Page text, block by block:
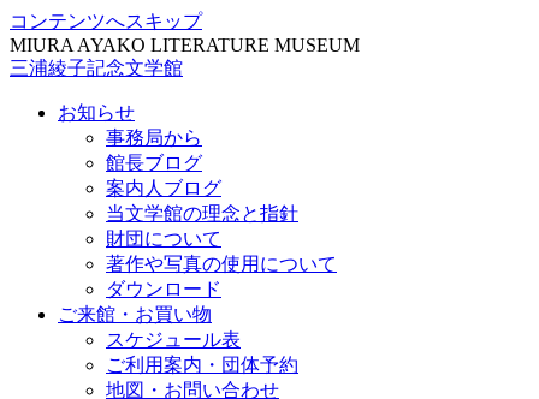
コンテンツへスキップ
MIURA AYAKO LITERATURE MUSEUM
三浦綾子記念文学館
お知らせ
事務局から
館長ブログ
案内人ブログ
当文学館の理念と指針
財団について
著作や写真の使用について
ダウンロード
ご来館・お買い物
スケジュール表
ご利用案内・団体予約
地図・お問い合わせ